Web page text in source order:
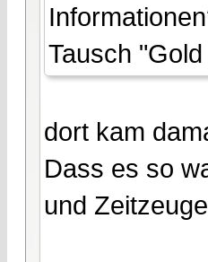
Tausch
dort kam
Dass es so
und